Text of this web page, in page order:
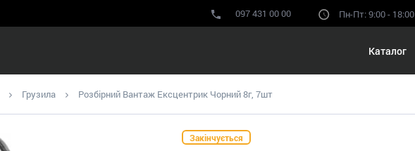
097 431 00 00 Пн-Пт: 9:00 - 18:00
Каталог
Грузила Розбірний Вантаж Ексцентрик Чорний 8г, 7шт
Закінчується